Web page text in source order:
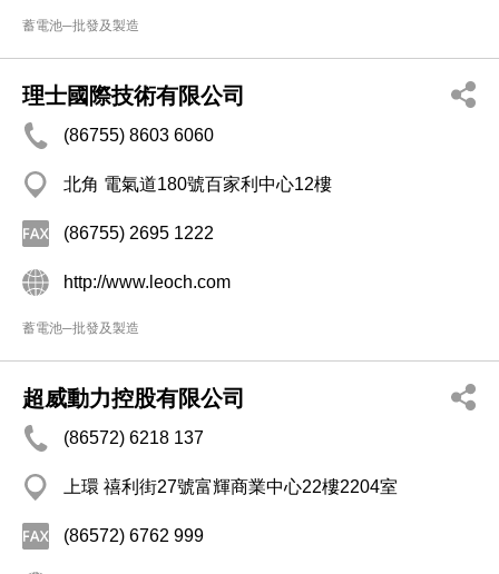
蓄電池─批發及製造
理士國際技術有限公司
(86755) 8603 6060
北角 電氣道180號百家利中心12樓
(86755) 2695 1222
http://www.leoch.com
蓄電池─批發及製造
超威動力控股有限公司
(86572) 6218 137
上環 禧利街27號富輝商業中心22樓2204室
(86572) 6762 999